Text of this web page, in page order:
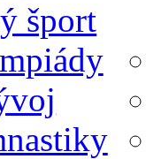
šport